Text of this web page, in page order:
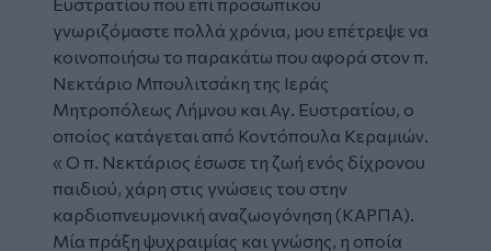
γνωριζόμαστε πολλά χρόνια, μου επέτρεψε να
κοινοποιήσω το παρακάτω που αφορά στον π.
Νεκτάριο Μπουλιτσάκη της Ιεράς
Μητροπόλεως Λήμνου και Αγ. Ευστρατίου, ο
οποίος κατάγεται από Κοντόπουλα Κεραμιών.
« Ο π. Νεκτάριος έσωσε τη ζωή ενός δίχρονου
παιδιού, χάρη στις γνώσεις του στην
καρδιοπνευμονική αναζωογόνηση (ΚΑΡΠΑ).
Μία πράξη ψυχραιμίας και γνώσης, η οποία